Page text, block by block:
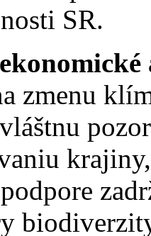
SR.
zmenu